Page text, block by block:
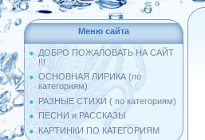
Меню сайта
ДОБРО ПОЖАЛОВАТЬ НА САЙТ
!!!
ОСНОВНАЯ ЛИРИКА (по
категориям)
РАЗНЫЕ СТИХИ ( по категориям)
ПЕСНИ и РАССКАЗЫ
КАРТИНКИ ПО КАТЕГОРИЯМ